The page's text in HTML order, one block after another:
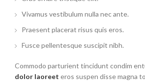
Vivamus vestibulum nulla nec ante.
Praesent placerat risus quis eros.
Fusce pellentesque suscipit nibh.
Commodo parturient tincidunt condim
dolor laoreet eros suspen disse magna